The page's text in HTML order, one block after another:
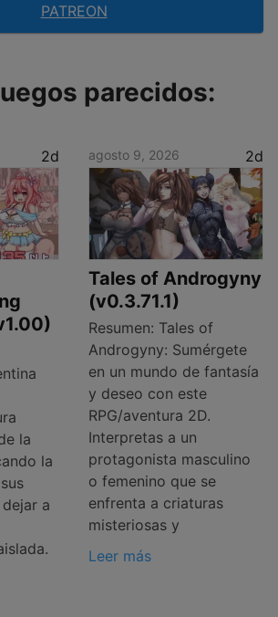
PATREON
parecidos:
2d
la
la
a
agosto 9, 2026 2d
Tales of Androgyny
(v0.3.71.1)
Resumen: Tales of
Androgyny: Sumérgete
en un mundo de fantasía
y deseo con este
RPG/aventura 2D.
Interpretas a un
protagonista masculino
o femenino que se
enfrenta a criaturas
misteriosas y
Leer más